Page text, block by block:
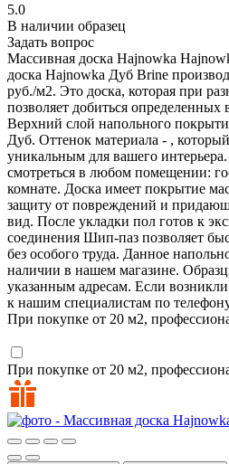
5.0
В наличии образец
Задать вопрос
Массивная доска Hajnowka
доска Hajnowka Дуб Brine
руб./м2. Это доска, которая при
позволяет добиться определенных
Верхний слой напольного
Дуб. Оттенок материала - ,
уникальным для вашего
смотреться в любом помещении:
комнате. Доска имеет покрытие
защиту от повреждений и
вид. После укладки пол готов к
соединения Шип-паз позволяет
без особого труда. Данное
наличии в нашем магазине.
указанным адресам. Если
к нашим специалистам по
При покупке от 20 м2,
При покупке от 20 м2,